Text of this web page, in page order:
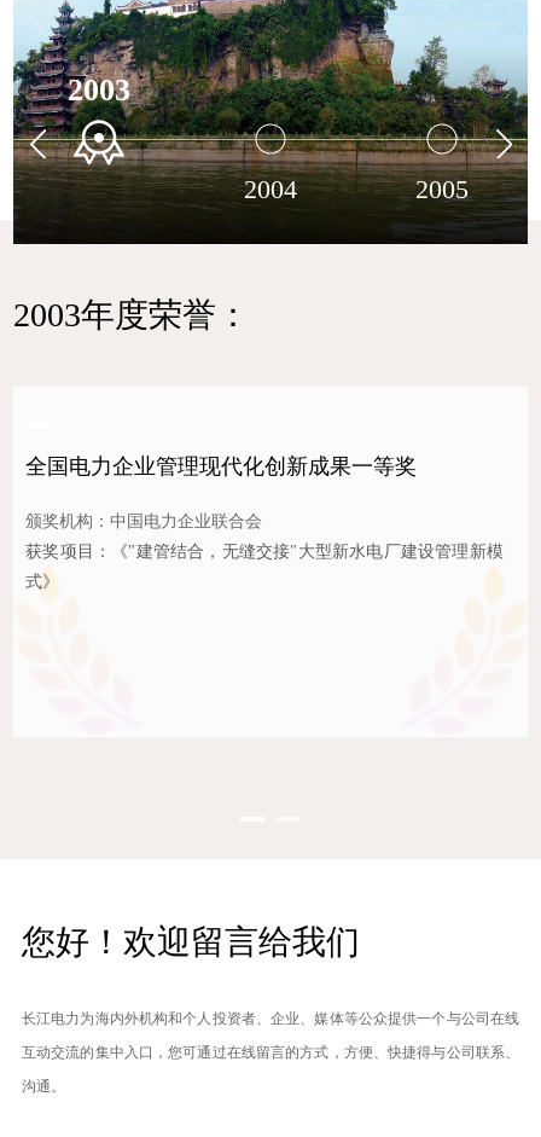
2003
2004 2005
2003年度荣誉：
全国电力企业管理现代化创新成果一等奖
颁奖机构：中国电力企业联合会
获奖项目：《"建管结合，无缝交接"大型新水电厂建设管理新模
式》
您好！欢迎留言给我们
长江电力为海内外机构和个人投资者、企业、媒体等公众提供一个与公司在线
互动交流的集中入口，您可通过在线留言的方式，方便、快捷得与公司联系、
沟通。